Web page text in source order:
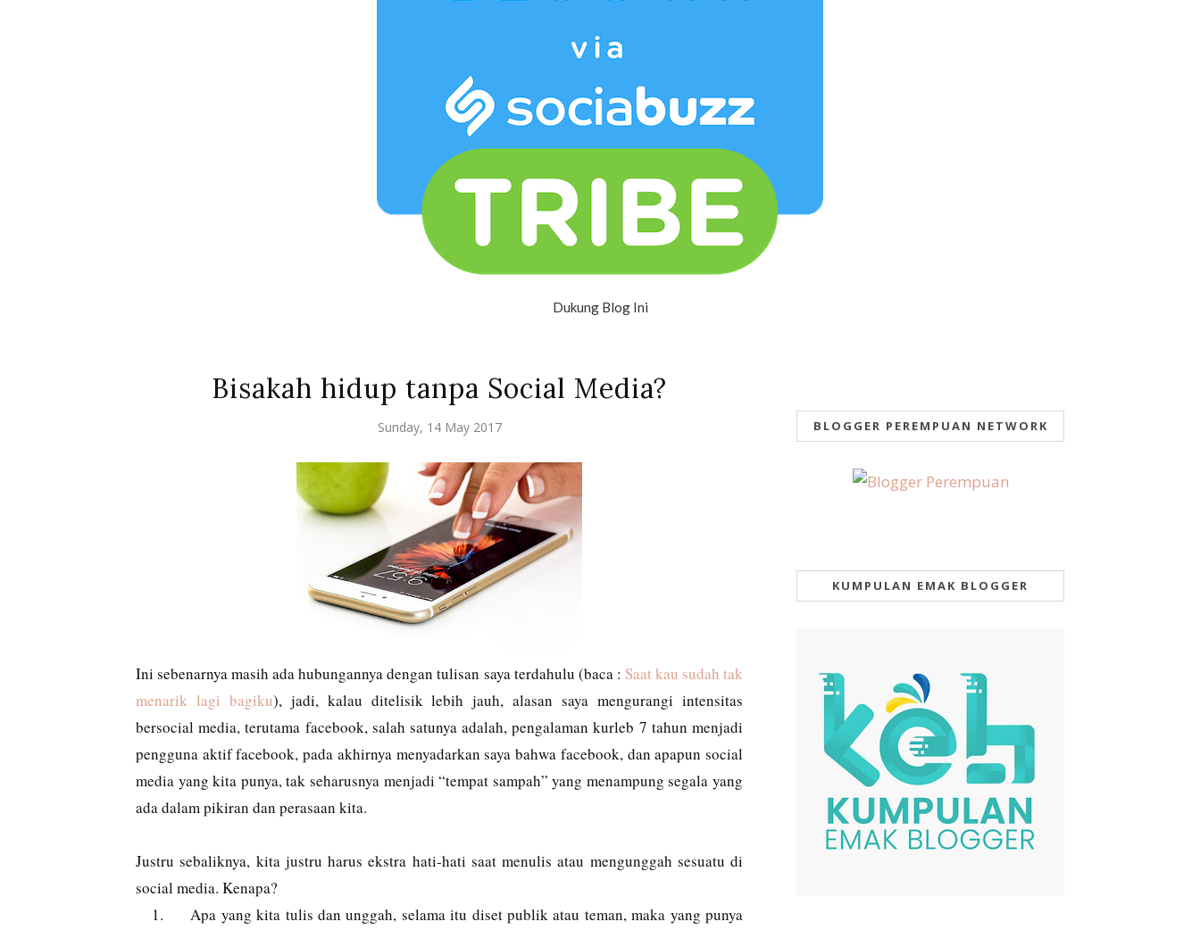
Dukung Blog Ini
Bisakah hidup tanpa Social Media?
Sunday, 14 May 2017
Ini sebenarnya masih ada hubungannya dengan tulisan saya terdahulu (baca : Saat kau sudah tak
menarik lagi bagiku), jadi, kalau ditelisik lebih jauh, alasan saya mengurangi intensitas
bersocial media, terutama facebook, salah satunya adalah, pengalaman kurleb 7 tahun menjadi
pengguna aktif facebook, pada akhirnya menyadarkan saya bahwa facebook, dan apapun social
media yang kita punya, tak seharusnya menjadi “tempat sampah” yang menampung segala yang
ada dalam pikiran dan perasaan kita.
Justru sebaliknya, kita justru harus ekstra hati-hati saat menulis atau mengunggah sesuatu di
social media. Kenapa?
1.
Apa yang kita tulis dan unggah, selama itu diset publik atau teman, maka yang punya
BLOGGER PEREMPUAN NETWORK
KUMPULAN EMAK BLOGGER